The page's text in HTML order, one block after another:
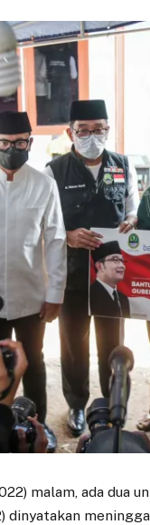
malam, ada dua
dinyatakan